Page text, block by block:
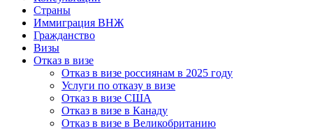
Страны
Иммиграция ВНЖ
Гражданство
Визы
Отказ в визе
Отказ в визе россиянам в 2025 году
Услуги по отказу в визе
Отказ в визе США
Отказ в визе в Канаду
Отказ в визе в Великобританию